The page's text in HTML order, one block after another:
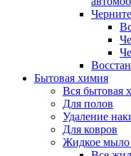
Бытовая химия
Вся бытовая
Для полов
Удаление
Для ковров
Жидкое мыло